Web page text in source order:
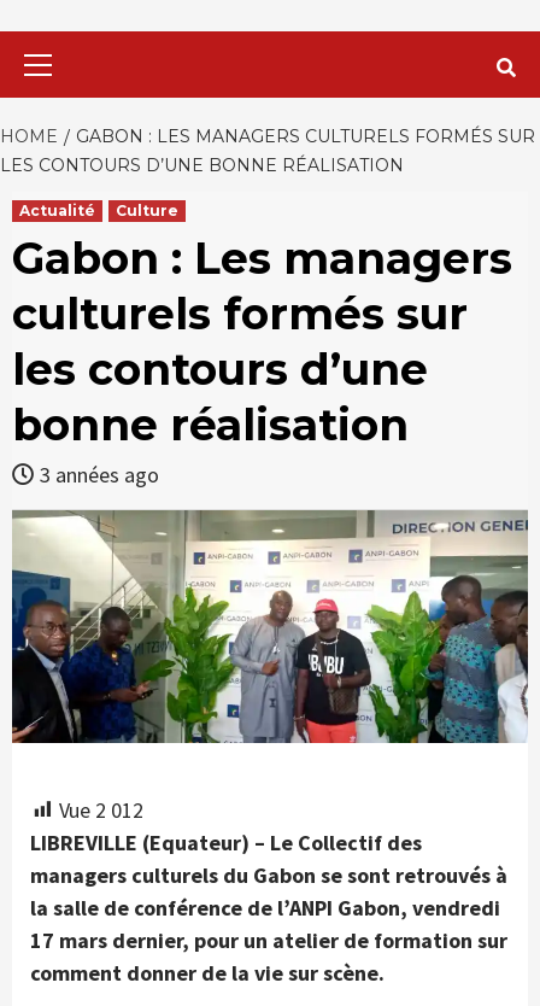
HOME
GABON : LES MANAGERS CULTURELS FORMÉS SUR
LES CONTOURS D’UNE BONNE RÉALISATION
Actualité Culture
Gabon : Les managers
culturels formés sur
les contours d’une
bonne réalisation
3 années ago
Vue 2 012
LIBREVILLE (Equateur) – Le Collectif des
managers culturels du Gabon se sont retrouvés à
la salle de conférence de l’ANPI Gabon, vendredi
17 mars dernier, pour un atelier de formation sur
comment donner de la vie sur scène.